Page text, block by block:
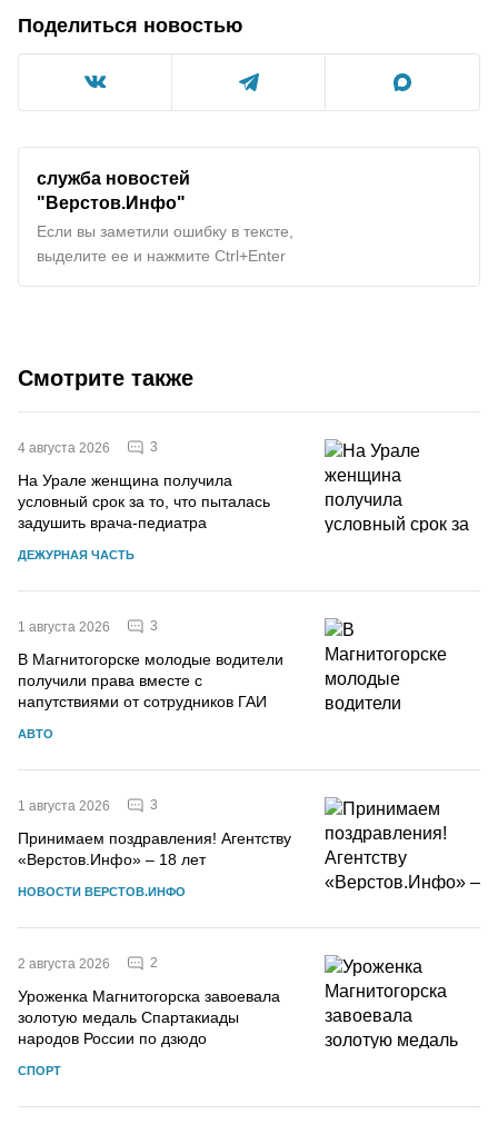
Поделиться новостью
служба новостей
"Верстов.Инфо"
Если вы заметили ошибку в тексте,
выделите ее и нажмите Ctrl+Enter
Смотрите также
4 августа 2026 3
На Урале женщина получила
условный срок за то, что пыталась
задушить врача-педиатра
ДЕЖУРНАЯ ЧАСТЬ
1 августа 2026 3
В Магнитогорске молодые водители
получили права вместе с
напутствиями от сотрудников ГАИ
АВТО
1 августа 2026 3
Принимаем поздравления! Агентству
«Верстов.Инфо» – 18 лет
НОВОСТИ ВЕРСТОВ.ИНФО
2 августа 2026 2
Уроженка Магнитогорска завоевала
золотую медаль Спартакиады
народов России по дзюдо
СПОРТ